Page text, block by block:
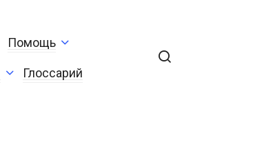
Помощь
Глоссарий